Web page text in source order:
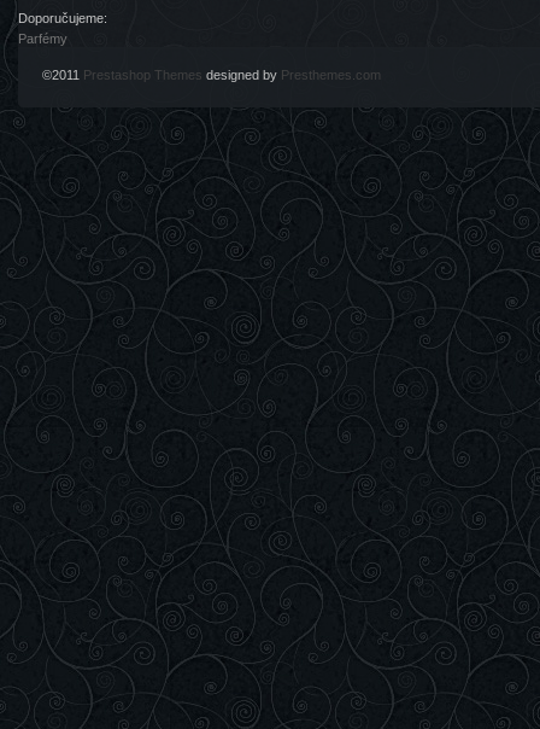
©2011 Prestashop Themes designed by Presthemes.com
Doporučujeme:
Parfémy